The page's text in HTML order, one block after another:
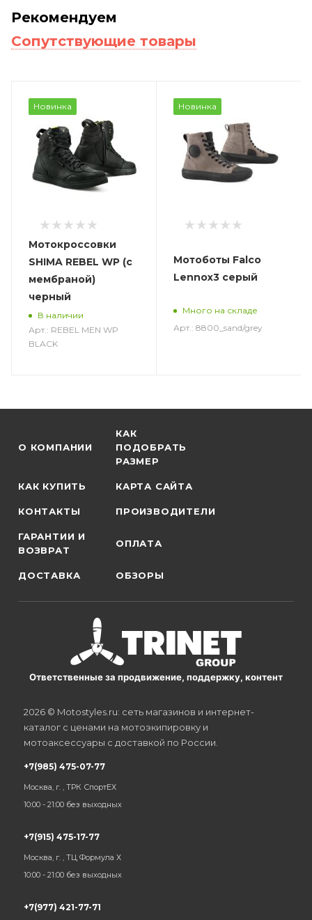
Рекомендуем
Сопутствующие товары
Новинка
Мотокроссовки
SHIMA REBEL WP (с
мембраной)
черный
В наличии
Арт.: REBEL MEN WP
BLACK
Новинка
Мотоботы Falco
Lennox3 серый
Много на складе
Арт.: 8800_sand/grey
О КОМПАНИИ
КАК
ПОДОБРАТЬ
РАЗМЕР
КАК КУПИТЬ КАРТА САЙТА
КОНТАКТЫ ПРОИЗВОДИТЕЛИ
ГАРАНТИИ И
ВОЗВРАТ
ОПЛАТА
ДОСТАВКА ОБЗОРЫ
Ответственные за продвижение, поддержку, контент
2026 © Motostyles.ru: сеть магазинов и интернет-
каталог с ценами на мотоэкипировку и
мотоаксессуары с доставкой по России.
+7(985) 475-07-77
Москва, г. , ТРК СпортЕХ
10:00 - 21:00 без выходных
+7(915) 475-17-77
Москва, г. , ТЦ Формула Х
10:00 - 21:00 без выходных
+7(977) 421-77-71